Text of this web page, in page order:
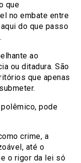
que
no embate entre
do que passo
.
ao
ou ditadura. São
que apenas
pode
crime, a
até o
o rigor da lei só